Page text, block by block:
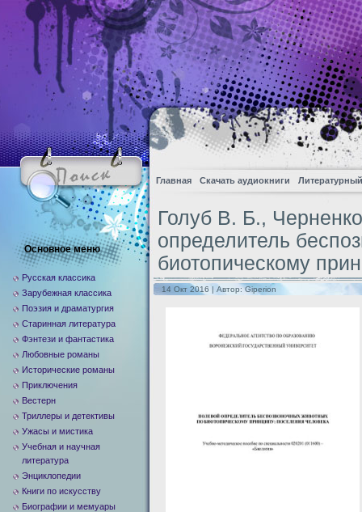
Главная Скачать аудиокниги
Голуб В. Б.,
определитель
биотопическому
14 Окт 2016 | Автор:Giperion
Основное меню
Русская классика
Зарубежная классика
Поэзия и драматургия
Старинная литература
Фэнтези и фантастика
Любовные романы
Исторические романы
Приключения
Вестерн
Триллеры и детективы
Ужасы и мистика
Учебная и научная
литература
Энциклопедии
Книги по искусству
Биографии и мемуары